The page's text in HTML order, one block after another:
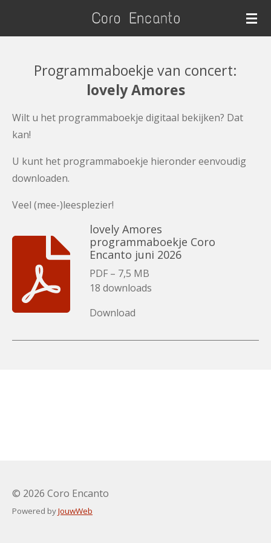
hoofdinhoud
Programmaboekje van concert:
lovely Amores
Wilt u het programmaboekje digitaal bekijken? Dat
kan!
U kunt het programmaboekje hieronder eenvoudig
downloaden.
Veel (mee-)leesplezier!
lovely Amores
programmaboekje Coro
Encanto juni 2026
PDF – 7,5 MB
18 downloads
Download
© 2026 Coro Encanto
Powered byJouwWeb